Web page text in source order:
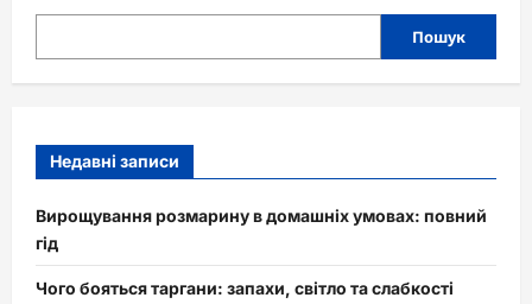
Пошук
Недавні записи
Вирощування розмарину в домашніх умовах: повний
гід
Чого бояться таргани: запахи, світло та слабкості